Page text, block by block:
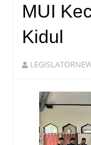
MUI
Kidul